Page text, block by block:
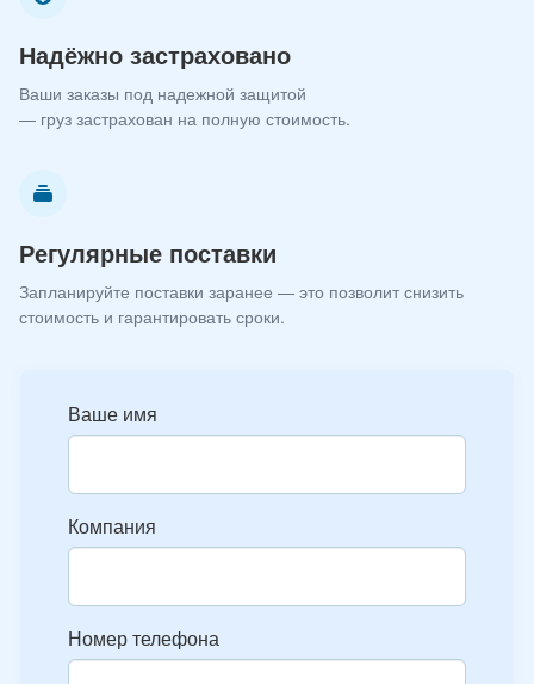
Надёжно застраховано
Ваши заказы под надежной защитой
— груз застрахован на полную стоимость.
Регулярные поставки
Запланируйте поставки заранее — это позволит снизить
стоимость и гарантировать сроки.
Ваше имя
Компания
Номер телефона